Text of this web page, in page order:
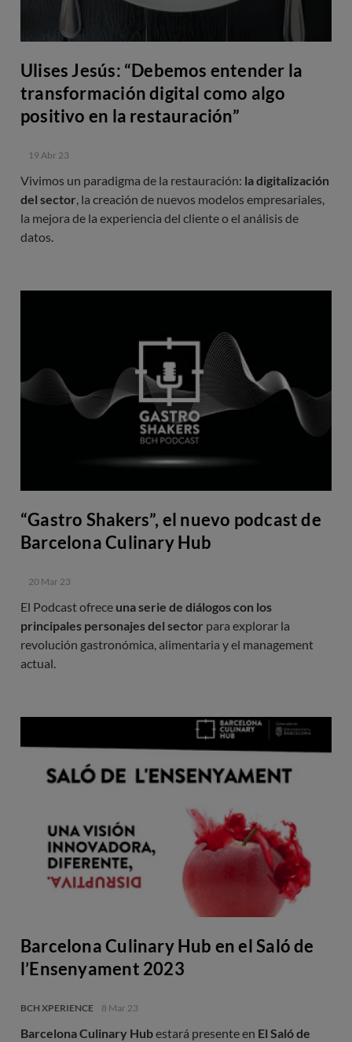
Ulises Jesús: “Debemos entender la
transformación digital como algo
positivo en la restauración”
19 Abr 23
Vivimos un paradigma de la restauración: la digitalización
del sector, la creación de nuevos modelos empresariales,
la mejora de la experiencia del cliente o el análisis de
datos.
“Gastro Shakers”, el nuevo podcast de
Barcelona Culinary Hub
20 Mar 23
El Podcast ofrece una serie de diálogos con los
principales personajes del sector para explorar la
revolución gastronómica, alimentaria y el management
actual.
Barcelona Culinary Hub en el Saló de
l’Ensenyament 2023
BCH XPERIENCE 8 Mar 23
Barcelona Culinary Hubestará presente en El Saló de